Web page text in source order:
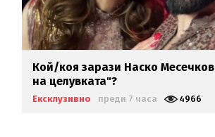
Кой/коя зарази Наско Месечков
на целувката"?
Ексклузивно преди 7 часа 4966